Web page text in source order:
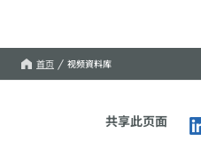
首页 视频資料库
共享此页面